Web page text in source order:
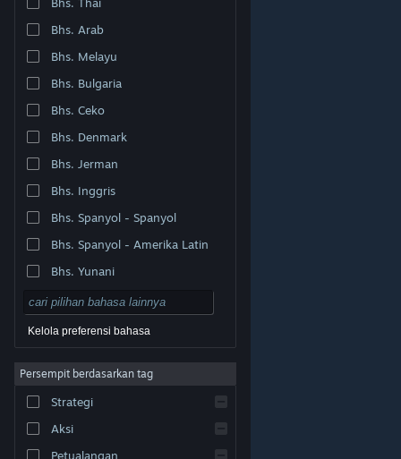
Lihat situs web desktop
Undang. Semua merek dagang merupakan hak pemilik
Legal| Aksesibilitas
Pengembalian Dana
Bhs. Arab
Bhs. Melayu
Bhs. Bulgaria
Bhs. Ceko
Bhs. Denmark
Bhs. Jerman
Bhs. Inggris
Bhs. Spanyol - Spanyol
Bhs. Spanyol - Amerika Latin
Bhs. Yunani
Kelola preferensi bahasa
Persempit berdasarkan tag
Strategi
Aksi
Petualangan